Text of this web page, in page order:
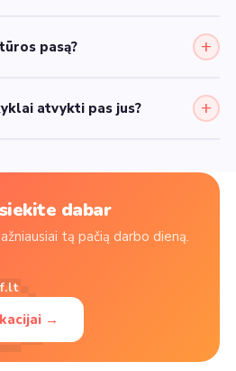
pasą? +
atvykti pas jus? +
dabar
tą pačią darbo dieną.
→